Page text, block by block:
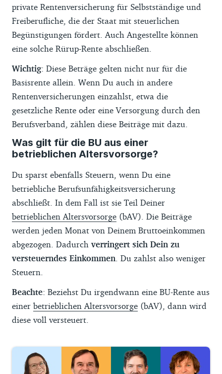
private Rentenversicherung für Selbstständige und
Freiberufliche, die der Staat mit steuerlichen
Begünstigungen fördert. Auch Angestellte können
eine solche Rürup-Rente abschließen.
Wichtig: Diese Beträge gelten nicht nur für die
Basisrente allein. Wenn Du auch in andere
Rentenversicherungen einzahlst, etwa die
gesetzliche Rente oder eine Versorgung durch den
Berufsverband, zählen diese Beiträge mit dazu.
Was gilt für die BU aus einer
betrieblichen Altersvorsorge?
Du sparst ebenfalls Steuern, wenn Du eine
betriebliche Berufsunfähigkeitsversicherung
abschließt. In dem Fall ist sie Teil Deiner
betrieblichen Altersvorsorge (bAV). Die Beiträge
werden jeden Monat von Deinem Bruttoeinkommen
abgezogen. Dadurchverringert sich Dein zu
versteuerndes Einkommen . Du zahlst also weniger
Steuern.
Beachte: Beziehst Du irgendwann eine BU-Rente aus
einer betrieblichen Altersvorsorge (bAV), dann wird
diese voll versteuert.